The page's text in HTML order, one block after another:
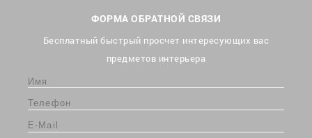
ФОРМА ОБРАТНОЙ СВЯЗИ
Бесплатный быстрый просчет интересующих вас
предметов интерьера